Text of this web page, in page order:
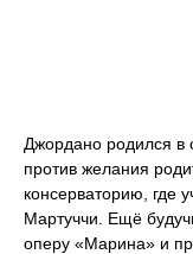
Джордано родился в
против желания
консерваторию, где
Мартуччи. Ещё
оперу «Марина» и